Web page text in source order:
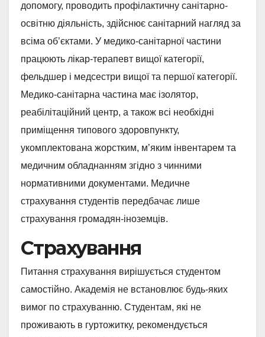
допомогу, проводить профілактичну санітарно-
освітню діяльність, здійснює санітарний нагляд за
всіма об’єктами. У медико-санітарної частини
працюють лікар-терапевт вищої категорії,
фельдшер і медсестри вищої та першої категорії.
Медико-санітарна частина має ізолятор,
реабілітаційний центр, а також всі необхідні
приміщення типового здоровпункту,
укомплектована жорстким, м’яким інвентарем та
медичним обладнанням згідно з чинними
нормативними документами. Медичне
страхування студентів передбачає лише
страхування громадян-іноземців.
Страхування
Питання страхування вирішується студентом
самостійно. Академія не встановлює будь-яких
вимог по страхуванню. Студентам, які не
проживають в гуртожитку, рекомендується